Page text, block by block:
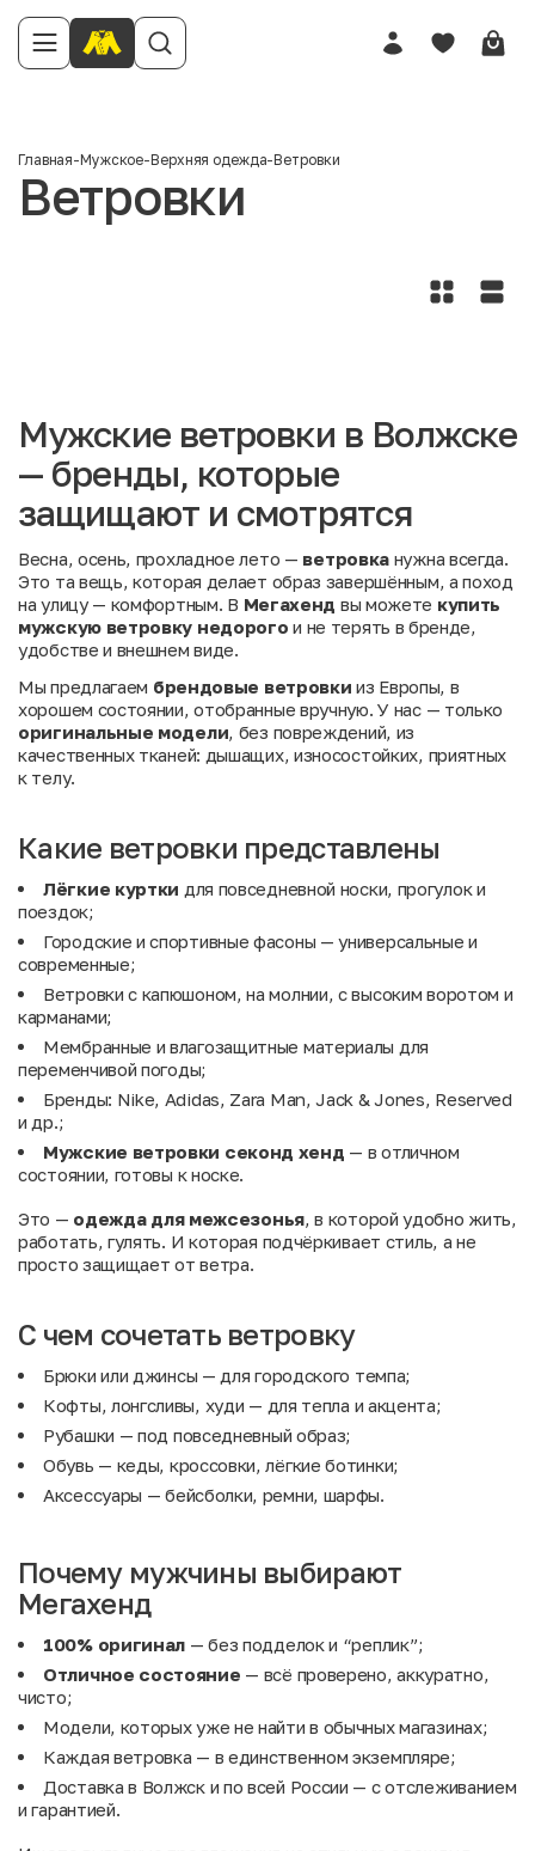
Главная-Мужское-Верхняя одежда-Ветровки
Ветровки
Мужские ветровки в Волжске
— бренды, которые
защищают и смотрятся
Весна, осень, прохладное лето — ветровка нужна всегда.
Это та вещь, которая делает образ завершённым, а поход
на улицу — комфортным. В Мегахенд вы можете купить
мужскую ветровку недорого и не терять в бренде,
удобстве и внешнем виде.
Мы предлагаем брендовые ветровки из Европы, в
хорошем состоянии, отобранные вручную. У нас — только
оригинальные модели, без повреждений, из
качественных тканей: дышащих, износостойких, приятных
к телу.
Какие ветровки представлены
Лёгкие куртки для повседневной носки, прогулок и
поездок;
Городские и спортивные фасоны — универсальные и
современные;
Ветровки с капюшоном, на молнии, с высоким воротом и
карманами;
Мембранные и влагозащитные материалы для
переменчивой погоды;
Бренды: Nike, Adidas, Zara Man, Jack & Jones, Reserved
и др.;
Мужские ветровки секонд хенд — в отличном
состоянии, готовы к носке.
Это — одежда для межсезонья, в которой удобно жить,
работать, гулять. И которая подчёркивает стиль, а не
просто защищает от ветра.
С чем сочетать ветровку
Брюки или джинсы — для городского темпа;
Кофты, лонгсливы, худи — для тепла и акцента;
Рубашки — под повседневный образ;
Обувь — кеды, кроссовки, лёгкие ботинки;
Аксессуары — бейсболки, ремни, шарфы.
Почему мужчины выбирают
Мегахенд
100% оригинал — без подделок и “реплик”;
Отличное состояние — всё проверено, аккуратно,
чисто;
Модели, которых уже не найти в обычных магазинах;
Каждая ветровка — в единственном экземпляре;
Доставка в Волжск и по всей России — с отслеживанием
и гарантией.